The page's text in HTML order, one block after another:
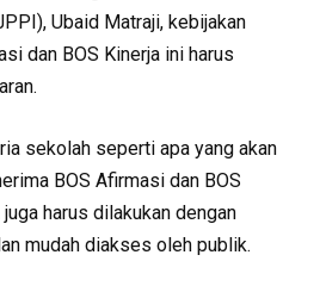
Ubaid Matraji, kebijakan
dan BOS Kinerja ini harus
sekolah seperti apa yang akan
BOS Afirmasi dan BOS
harus dilakukan dengan
mudah diakses oleh publik.